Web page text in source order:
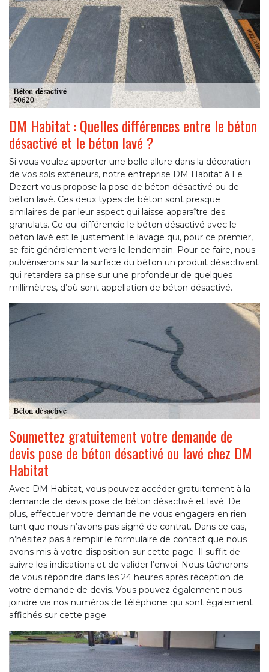
DM Habitat : Quelles différences entre le béton
désactivé et le béton lavé ?
Si vous voulez apporter une belle allure dans la décoration
de vos sols extérieurs, notre entreprise DM Habitat à Le
Dezert vous propose la pose de béton désactivé ou de
béton lavé. Ces deux types de béton sont presque
similaires de par leur aspect qui laisse apparaître des
granulats. Ce qui différencie le béton désactivé avec le
béton lavé est le justement le lavage qui, pour ce premier,
se fait généralement vers le lendemain. Pour ce faire, nous
pulvériserons sur la surface du béton un produit désactivant
qui retardera sa prise sur une profondeur de quelques
millimètres, d’où sont appellation de béton désactivé.
Soumettez gratuitement votre demande de
devis pose de béton désactivé ou lavé chez DM
Habitat
Avec DM Habitat, vous pouvez accéder gratuitement à la
demande de devis pose de béton désactivé et lavé. De
plus, effectuer votre demande ne vous engagera en rien
tant que nous n’avons pas signé de contrat. Dans ce cas,
n’hésitez pas à remplir le formulaire de contact que nous
avons mis à votre disposition sur cette page. Il suffit de
suivre les indications et de valider l’envoi. Nous tâcherons
de vous répondre dans les 24 heures après réception de
votre demande de devis. Vous pouvez également nous
joindre via nos numéros de téléphone qui sont également
affichés sur cette page.